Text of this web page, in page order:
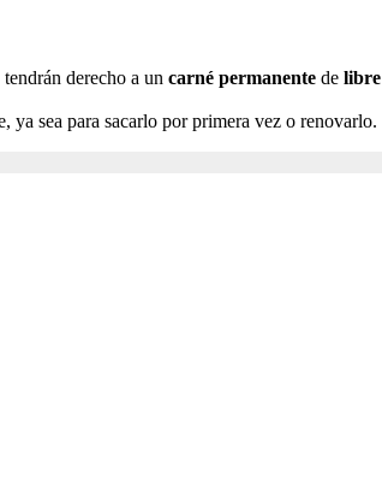
derecho a un carné permanente de libre
ya sea para sacarlo por primera vez o renovarlo.